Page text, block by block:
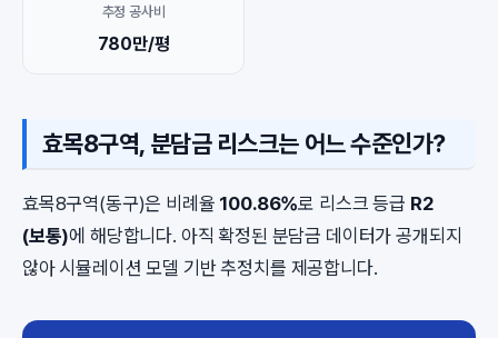
추정 공사비
780만/평
효목8구역, 분담금 리스크는 어느 수준인가?
효목8구역(동구)은 비례율 100.86%로 리스크 등급 R2
(보통)에 해당합니다. 아직 확정된 분담금 데이터가 공개되지
않아 시뮬레이션 모델 기반 추정치를 제공합니다.